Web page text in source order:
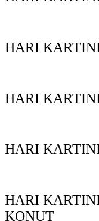
HARI
HARI
HARI
HARI
KONUT